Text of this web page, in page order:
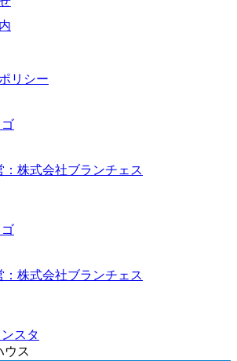
リシー
：株式会社ブランチェス
：株式会社ブランチェス